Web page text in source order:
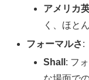
アメリカ
く、ほと
フォーマルさ:
Shall : フ